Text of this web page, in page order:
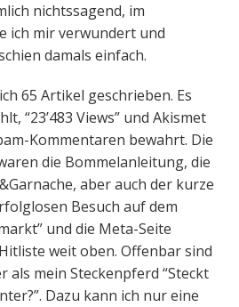
nichtssagend, im
ich mir verwundert und
damals einfach.
65 Artikel geschrieben. Es
“23’483 Views” und Akismet
Kommentaren bewahrt. Die
die Bommelanleitung, die
aber auch der kurze
Besuch auf dem
und die Meta-Seite
weit oben. Offenbar sind
als mein Steckenpferd “Steckt
Dazu kann ich nur eine